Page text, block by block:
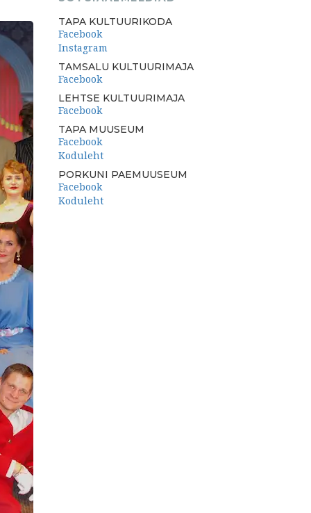
TAPA KULTUURIKODA
Facebook
Instagram
TAMSALU KULTUURIMAJA
Facebook
LEHTSE KULTUURIMAJA
Facebook
TAPA MUUSEUM
Facebook
Koduleht
PORKUNI PAEMUUSEUM
Facebook
Koduleht